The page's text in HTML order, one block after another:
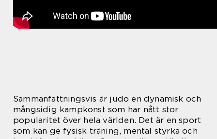
Sammanfattningsvis är judo en dynamisk och
mångsidig kampkonst som har nått stor
popularitet över hela världen. Det är en sport
som kan ge fysisk träning, mental styrka och